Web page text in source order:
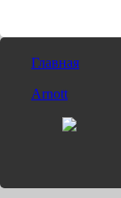
Главная
Arnott